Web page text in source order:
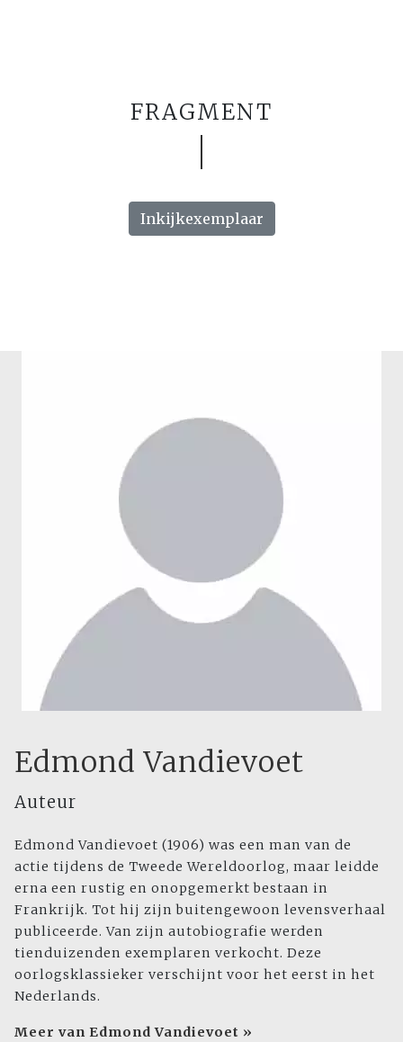
FRAGMENT
Inkijkexemplaar
Edmond Vandievoet
Auteur
Edmond Vandievoet (1906) was een man van de
actie tijdens de Tweede Wereldoorlog, maar leidde
erna een rustig en onopgemerkt bestaan in
Frankrijk. Tot hij zijn buitengewoon levensverhaal
publiceerde. Van zijn autobiografie werden
tienduizenden exemplaren verkocht. Deze
oorlogsklassieker verschijnt voor het eerst in het
Nederlands.
Meer van Edmond Vandievoet »